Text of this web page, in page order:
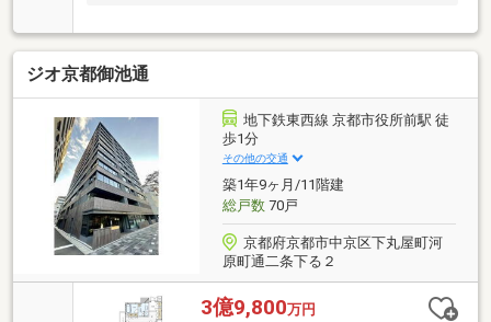
ジオ京都御池通
地下鉄東西線 京都市役所前駅 徒
歩1分
その他の交通
築1年9ヶ月/11階建
総戸数70戸
京都府京都市中京区下丸屋町河
原町通二条下る２
3億9,800万円